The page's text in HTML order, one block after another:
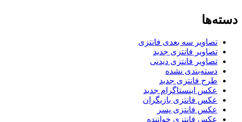
دسته‌ها
تصاویر سه بعدی فانتزی
تصاویر فانتزی جدید
تصاویر فانتزی دیدنی
دسته‌بندی نشده
طرح فانتزی جدید
عکس اینستاگرام جدید
عکس فانتزی بازیگران
عکس فانتزی پسر
عکس فانتزی خواننده